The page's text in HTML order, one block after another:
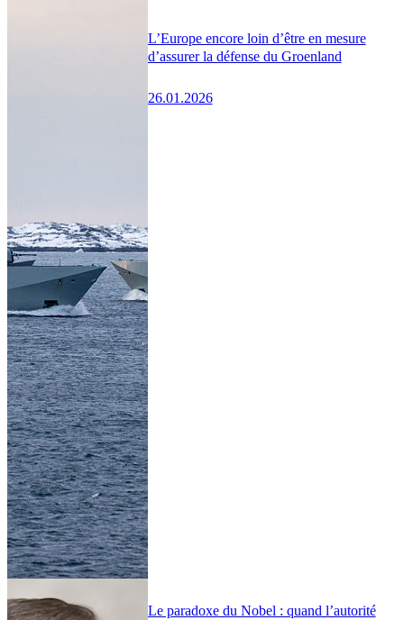
L’Europe encore loin d’être en mesure
d’assurer la défense du Groenland
26.01.2026
Le paradoxe du Nobel : quand l’autorité